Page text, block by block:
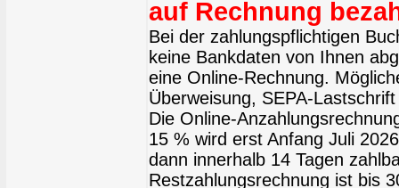
auf Rechnung
Bei der zahlungspflichtigen
keine Bankdaten von Ihnen
eine Online-Rechnung.
Überweisung, SEPA-
Die Online-
15 % wird erst Anfang Juli
dann innerhalb 14 Tagen
Restzahlungsrechnung ist bis